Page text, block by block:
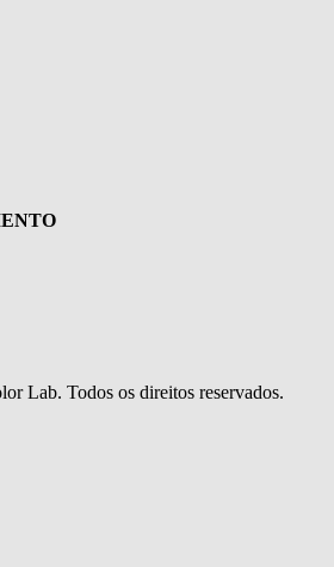
Lab. Todos os direitos reservados.